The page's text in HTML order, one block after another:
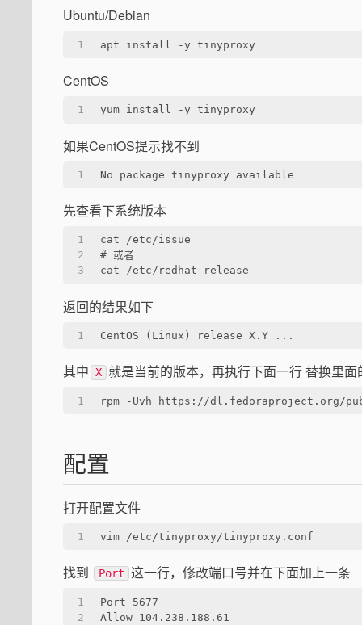
Ubuntu/Debian
1 apt install -y tinyproxy
CentOS
1 yum install -y tinyproxy
如果CentOS提示找不到
1 No package tinyproxy available
先查看下系统版本
1
2
3
cat /etc/issue
# 或者
cat /etc/redhat-release
返回的结果如下
1 CentOS (Linux) release X.Y ...
其中 X 就是当前的版本，再执行下面一行 替换里面
1 rpm -Uvh https://dl.fedoraproject.org/
配置
打开配置文件
1 vim /etc/tinyproxy/tinyproxy.conf
找到 Port 这一行，修改端口号并在下面加上一条
1
2
Port 5677
Allow 104.238.188.61